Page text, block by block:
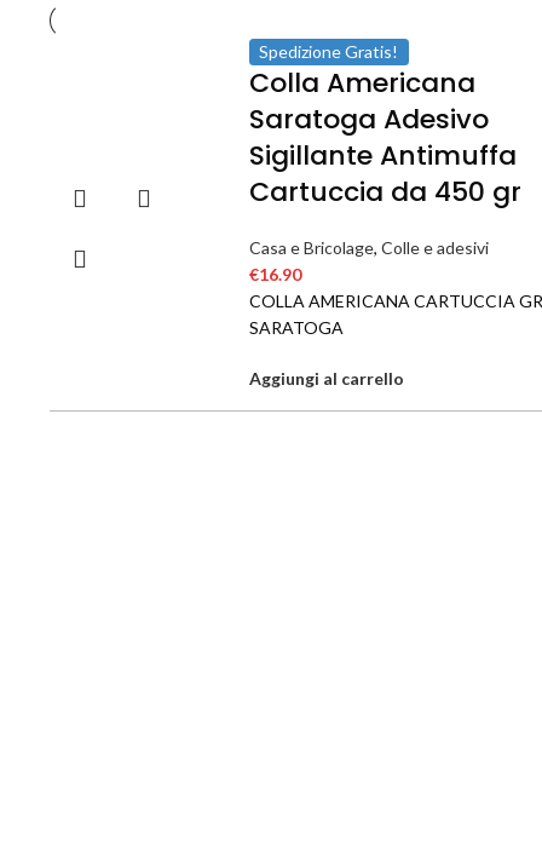
Spedizione Gratis!
Colla Americana
Saratoga Adesivo
Sigillante Antimuffa
Cartuccia da 450 gr
Casa e Bricolage, Colle e adesivi
€16.90
COLLA AMERICANA CARTUCCIA
SARATOGA
Aggiungi al carrello